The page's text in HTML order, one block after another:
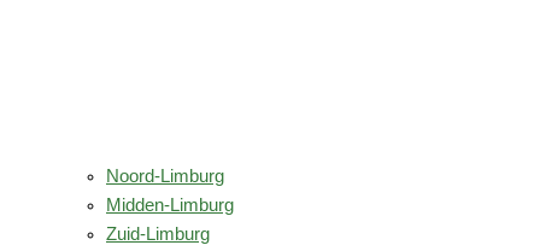
Noord-Limburg
Midden-Limburg
Zuid-Limburg